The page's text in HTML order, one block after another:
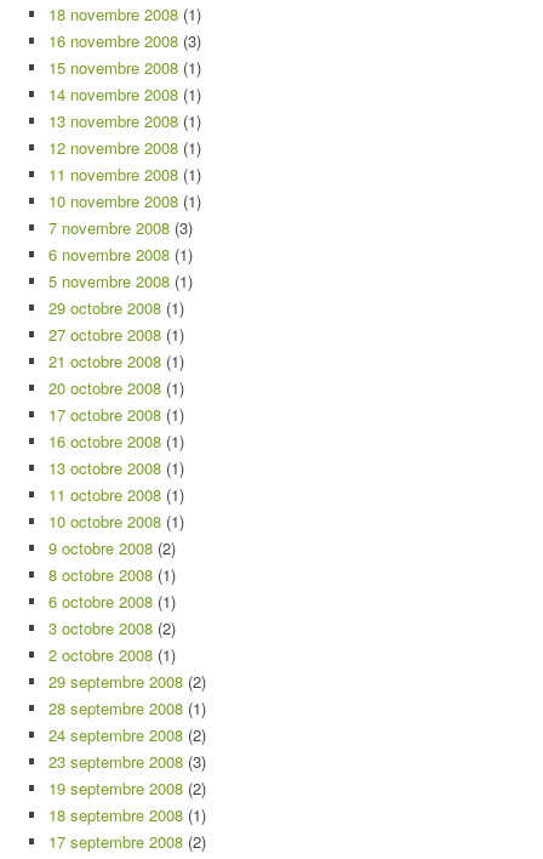
18 novembre 2008 (1)
16 novembre 2008 (3)
15 novembre 2008 (1)
14 novembre 2008 (1)
13 novembre 2008 (1)
12 novembre 2008 (1)
11 novembre 2008 (1)
10 novembre 2008 (1)
7 novembre 2008 (3)
6 novembre 2008 (1)
5 novembre 2008 (1)
29 octobre 2008 (1)
27 octobre 2008 (1)
21 octobre 2008 (1)
20 octobre 2008 (1)
17 octobre 2008 (1)
16 octobre 2008 (1)
13 octobre 2008 (1)
11 octobre 2008 (1)
10 octobre 2008 (1)
9 octobre 2008 (2)
8 octobre 2008 (1)
6 octobre 2008 (1)
3 octobre 2008 (2)
2 octobre 2008 (1)
29 septembre 2008 (2)
28 septembre 2008 (1)
24 septembre 2008 (2)
23 septembre 2008 (3)
19 septembre 2008 (2)
18 septembre 2008 (1)
17 septembre 2008 (2)